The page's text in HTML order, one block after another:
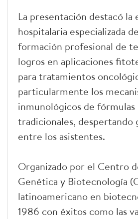
La presentación destacó la
hospitalaria especializada
formación profesional de
logros en aplicaciones
para tratamientos
particularmente los
inmunológicos de fórmulas
tradicionales, despertando
entre los asistentes.
Organizado por el Centro
Genética y Biotecnología
latinoamericano en
1986 con éxitos como las